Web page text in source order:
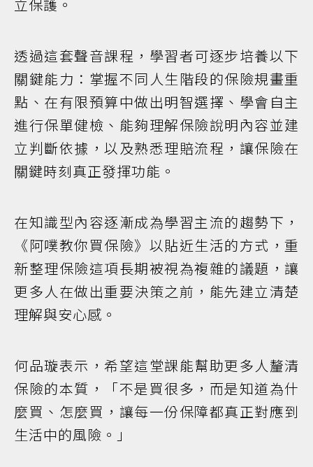
立保護。
透過這套聲音課程，學習者可逐步培養以下
關鍵能力：掌握不同人生階段的保險規畫重
點、在有限預算中做出明智選擇、學會自主
進行保單健檢、能夠理解保險說明內容並建
立判斷依據，以及熟悉理賠流程，讓保險在
關鍵時刻真正發揮功能。
在知識型內容逐漸成為學習主流的趨勢下，
《阿噗教你買保險》以貼近生活的方式，重
新整理保險這項長期被視為複雜的議題，讓
更多人在做出重要決策之前，能先建立清楚
理解與安心感。
何品璇表示，希望這堂課能幫助更多人釐清
保險的本質，「不是買很多，而是知道為什
麼買、怎麼買，讓每一份保障都真正對應到
生活中的風險。」